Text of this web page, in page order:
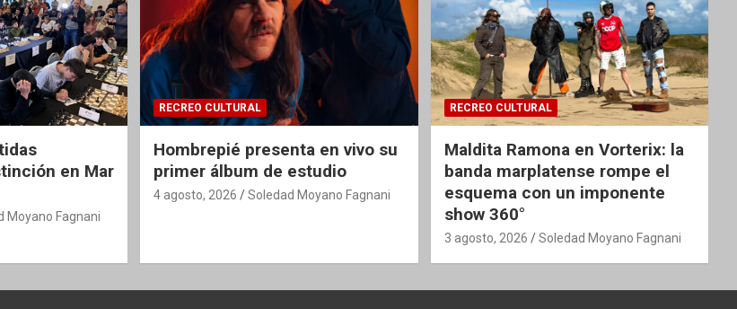
en Mar
Moyano Fagnani
RECREO CULTURAL
Hombrepié presenta en vivo su
primer álbum de estudio
4 agosto, 2026 Soledad Moyano Fagnani
RECREO CULTURAL
Maldita Ramona en Vorterix: la
banda marplatense rompe el
esquema con un imponente
show 360°
3 agosto, 2026 Soledad Moyano Fagnani